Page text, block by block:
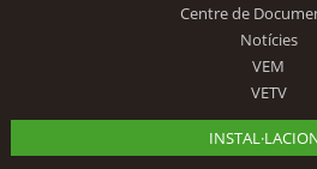
Centre de
Notícies
VEM
VETV